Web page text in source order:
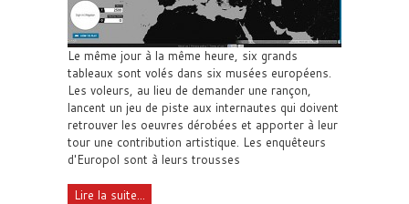
Le même jour à la même heure, six grands
tableaux sont volés dans six musées européens.
Les voleurs, au lieu de demander une rançon,
lancent un jeu de piste aux internautes qui doivent
retrouver les oeuvres dérobées et apporter à leur
tour une contribution artistique. Les enquêteurs
d'Europol sont à leurs trousses
Lire la suite...